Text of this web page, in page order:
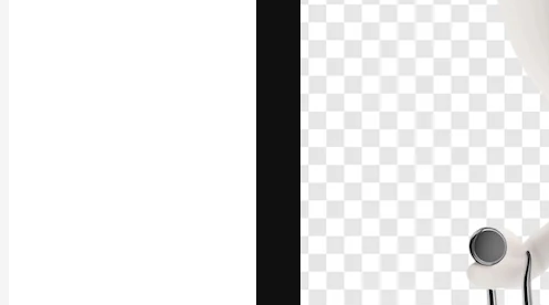
Copyright © 2010-2026